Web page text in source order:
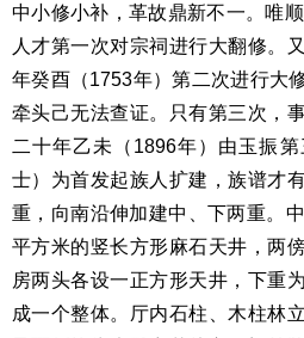
中小修小补，革故鼎新不一。唯
人才第一次对宗祠进行大翻修。
年癸酉（1753年）第二次进行大
牵头己无法查证。只有第三次，
二十年乙未（1896年）由玉振
士）为首发起族人扩建，族谱才
重，向南沿伸加建中、下两重。
平方米的竖长方形麻石天井，两
房两头各设一正方形天井，下重
成一个整体。厅内石柱、木柱林